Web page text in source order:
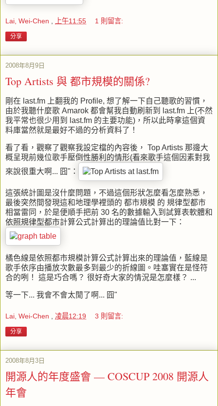
Lai, Wei-Chen 上午11:55 1 則留言:
分享
2008年8月9日
Top Artists 與 都市規模的關係?
剛在 last.fm 上翻我的 Profile, 想了解一下自己聽歌的習慣，
由於我聽什麼歌 Amarok 都會幫我自動刷新到 last.fm 上(不然
我平常也很少用到
last.fm 的主要功能)，所以此時拿這個資
料庫當然就是最好不過的分析資料了！
看了看，觀察了觀察我設定檔的內容後， Top Artists 那邊大
概呈現前幾位歌手壓倒性勝利的情形(看來歌手這個因素對我
來說很重大啊... 囧"：
這張統計圖是沒什麼問題，不過這個形狀怎麼看怎麼熟悉，
最後突然間發現這和地理學裡頭的 都市規模 的 規律型都市
相當雷同，於是便順手把前 30 名的數據輸入到試算表軟體和
依照規律型都市計算公式計算出的理論值比對一下：
橘色線是依照都市規模計算公式計算出來的理論值，藍線是
歌手依序由播放次數最多到最少的折線圖。哇塞實在是怪符
合的咧！ 這是巧合嗎？ 很好奇大家的情況是怎麼樣？ ...
等一下... 我會不會太閒了啊... 囧"
Lai, Wei-Chen 凌晨12:19 3 則留言:
分享
2008年8月3日
開源人的年度盛會 — COSCUP 2008 開源人
年會